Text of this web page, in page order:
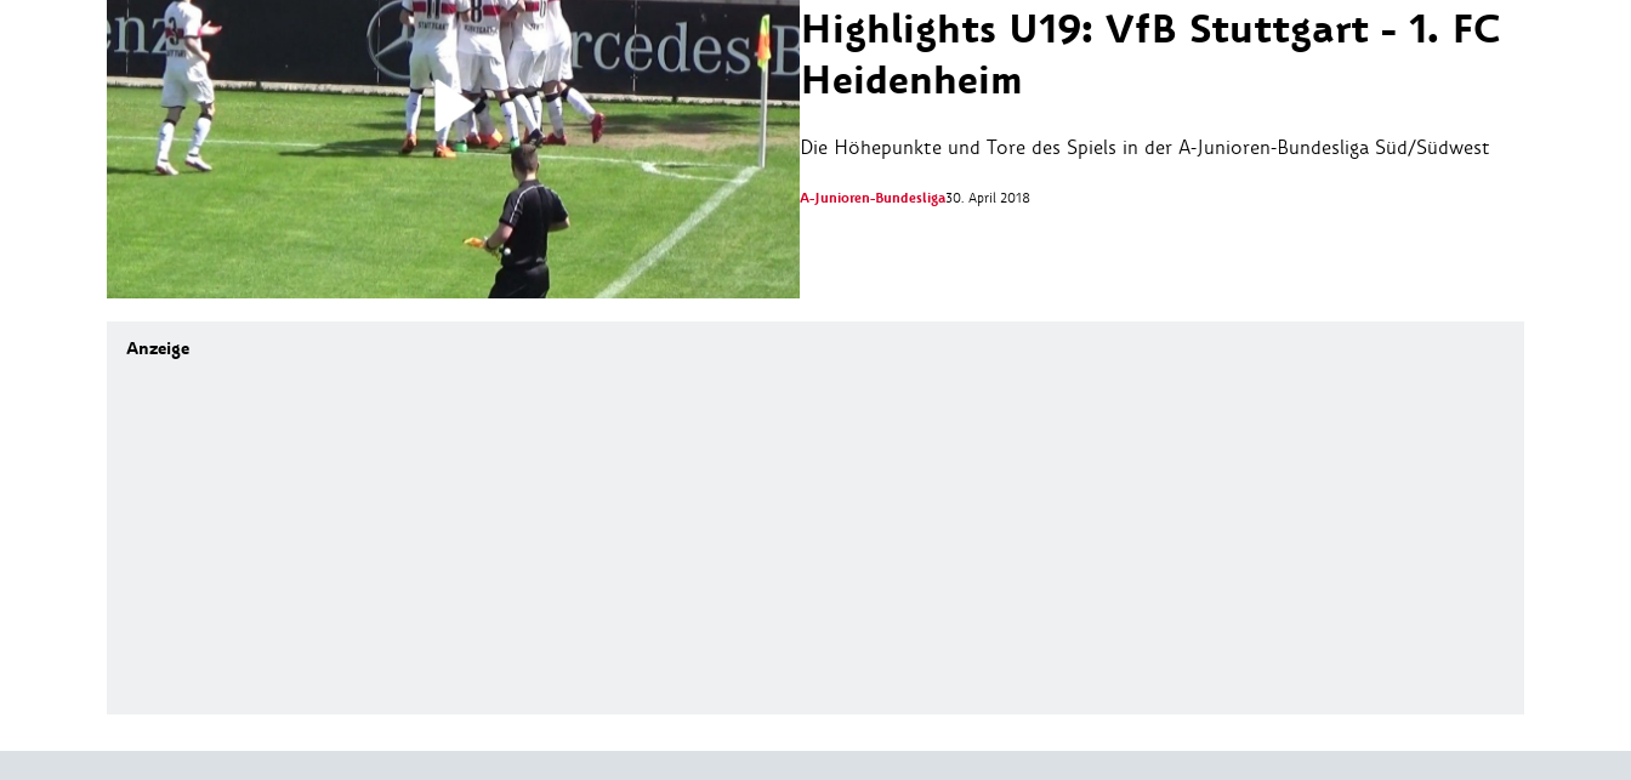
Highlights U19: VfB Stuttgart - 1. FC
Heidenheim
Die Höhepunkte und Tore des Spiels in der A-Junioren-Bundesliga Süd/Südwest
A-Junioren-Bundesliga30. April 2018